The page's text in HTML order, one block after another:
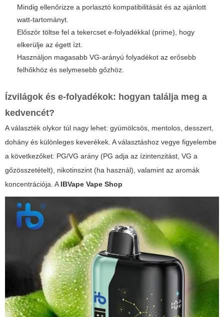
Mindig ellenőrizze a porlasztó kompatibilitását és az ajánlott
watt-tartományt.
Először töltse fel a tekercset e-folyadékkal (prime), hogy
elkerülje az égett ízt.
Használjon magasabb VG-arányú folyadékot az erősebb
felhőkhöz és selymesebb gőzhöz.
Ízvilágok és e-folyadékok: hogyan találja meg a
kedvencét?
A választék olykor túl nagy lehet: gyümölcsös, mentolos, desszert,
dohány és különleges keverékek. A választáshoz vegye figyelembe
a következőket: PG/VG arány (PG adja az ízintenzitást, VG a
gőzösszetételt), nikotinszint (ha használ), valamint az aromák
koncentrációja. AIBVape Vape Shop